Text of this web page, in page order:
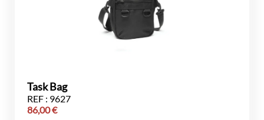
Task Bag
REF : 9627
86,00€